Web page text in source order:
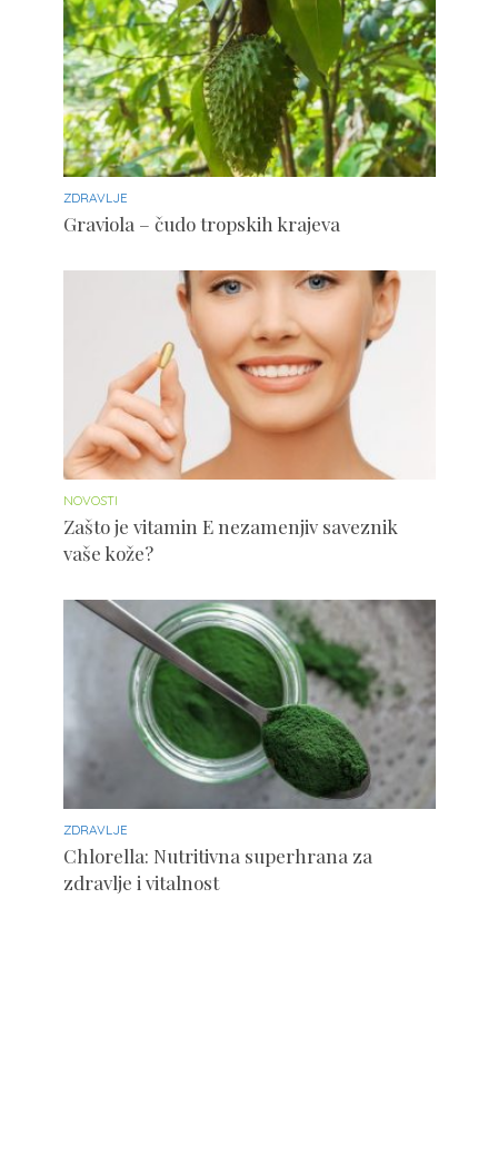
ZDRAVLJE
Graviola – čudo tropskih krajeva
NOVOSTI
Zašto je vitamin E nezamenjiv saveznik
vaše kože?
ZDRAVLJE
Chlorella: Nutritivna superhrana za
zdravlje i vitalnost